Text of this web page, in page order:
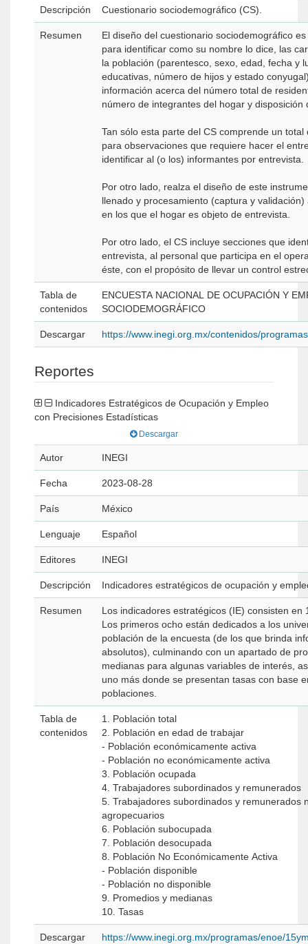
Descripción Cuestionario sociodemográfico (CS).
Resumen
El diseño del cuestionario sociodemográfico
para identificar como su nombre lo dice, las
la población (parentesco, sexo, edad, fecha y
educativas, número de hijos y estado
información acerca del número total de
número de integrantes del hogar y disposición
Tan sólo esta parte del CS comprende un
para observaciones que requiere hacer el
identificar al (o los) informantes por entrevista.
Por otro lado, realza el diseño de este
llenado y procesamiento (captura y
en los que el hogar es objeto de entrevista.
Por otro lado, el CS incluye secciones que
entrevista, al personal que participa en el
éste, con el propósito de llevar un control
Tabla de
contenidos
ENCUESTA NACIONAL DE OCUPACIÓN Y
SOCIODEMOGRÁFICO
Descargar https://www.inegi.org.mx/contenidos/
Reportes
con Precisiones Estadísticas
Descargar
Autor INEGI
Fecha 2023-08-28
País México
Lenguaje Español
Editores INEGI
Descripción Indicadores estratégicos de ocupación y
Resumen
Los indicadores estratégicos (IE) consisten en
Los primeros ocho están dedicados a los
población de la encuesta (de los que brinda
absolutos), culminando con un apartado de
medianas para algunas variables de interés,
uno más donde se presentan tasas con base
poblaciones.
Tabla de
contenidos
1. Población total
2. Población en edad de trabajar
- Población económicamente activa
- Población no económicamente activa
3. Población ocupada
4. Trabajadores subordinados y remunerados
5. Trabajadores subordinados y remunerados
agropecuarios
6. Población subocupada
7. Población desocupada
8. Población No Económicamente Activa
- Población disponible
- Población no disponible
9. Promedios y medianas
10. Tasas
Descargar https://www.inegi.org.mx/programas/enoe/